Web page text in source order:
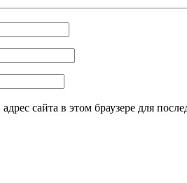
сайта в этом браузере для